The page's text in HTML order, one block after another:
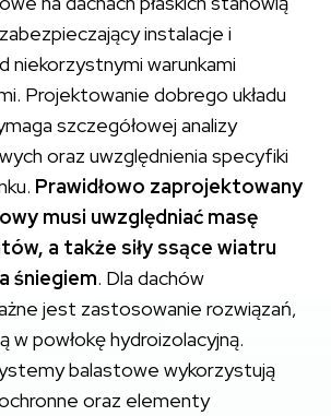
instalacje i
niekorzystnymi warunkami
Projektowanie dobrego układu
szczegółowej analizy
oraz uwzględnienia specyfiki
Prawidłowo zaprojektowany
musi uwzględniać masę
a także siły ssące wiatru
śniegiem. Dla dachów
jest zastosowanie rozwiązań,
w powłokę hydroizolacyjną.
balastowe wykorzystują
oraz elementy